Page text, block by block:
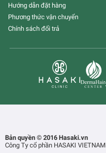
Hướng dẫn đặt hàng
Phương thức vận chuyển
Chính sách đổi trả
Bản quyền © 2016 Hasaki.vn
Công Ty cổ phần HASAKI VIETNAM